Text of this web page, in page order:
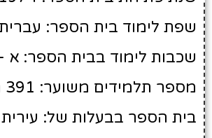
שפת לימוד בית הספר: עברית
שכבות לימוד בבית הספר: א - ו
מספר תלמידים משוער: 391 תלמידים
בית הספר בבעלות של: עירית